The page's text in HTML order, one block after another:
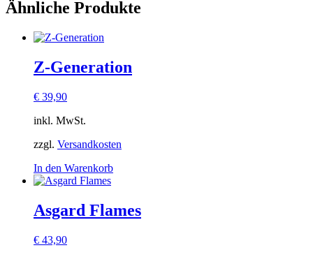
Ähnliche Produkte
Z-Generation
€ 39,90
inkl. MwSt.
zzgl. Versandkosten
In den Warenkorb
Asgard Flames
€ 43,90